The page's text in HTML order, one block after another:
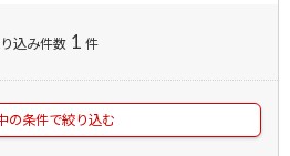
込み件数 1 件
の条件で絞り込む